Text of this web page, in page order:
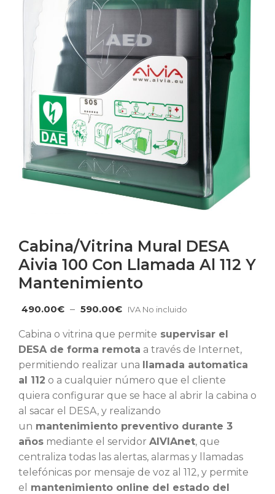
Cabina/Vitrina Mural DESA
Aivia 100 Con Llamada Al 112 Y
Mantenimiento
490.00€ – 590.00€ IVA No incluido
Cabina o vitrina que permite supervisar el
DESA de forma remota a través de Internet,
permitiendo realizar una llamada automatica
al 112 o a cualquier número que el cliente
quiera configurar que se hace al abrir la cabina o
al sacar el DESA, y realizando
un mantenimiento preventivo durante 3
años mediante el servidor AIVIAnet, que
centraliza todas las alertas, alarmas y llamadas
telefónicas por mensaje de voz al 112, y permite
el
mantenimiento online del estado del